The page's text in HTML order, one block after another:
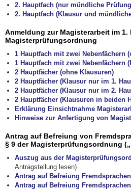
2. Hauptfach (nur mündliche
2. Hauptfach (Klausur und
Anmeldung zur Magisterarbeit im 1.
Magisterprüfungsordnung
1 Hauptfach mit zwei Nebenfächern
1 Hauptfach mit zwei Nebenfächern
2 Hauptfächer (ohne Klausuren)
2 Hauptfächer (Klausur nur im 1.
2 Hauptfächer (Klausur nur im 2.
2 Hauptfächer (Klausuren in beiden
Erklärung Einsichtnahme
Hinweise zur Anfertigung von
Antrag auf Befreiung von
§ 9 der Magisterprüfungsordnung
Auszug aus der
Antragstellung lesen)
Antrag auf Befreiung
Antrag auf Befreiung